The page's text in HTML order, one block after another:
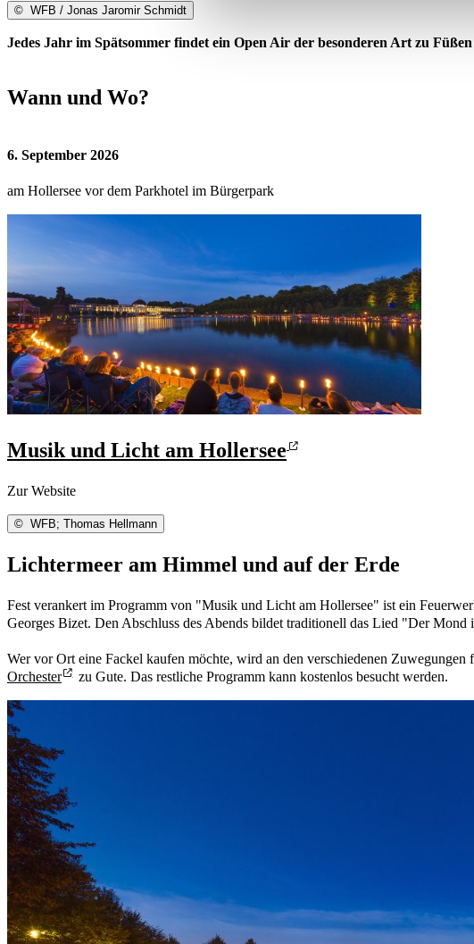
© WFB / Jonas Jaromir Schmidt
Jedes Jahr im Spätsommer findet ein Open Air der besonderen Art zu
Wann und Wo?
6. September 2026
am Hollersee vor dem Parkhotel im Bürgerpark
Musik und Licht am Hollersee
Zur Website
© WFB; Thomas Hellmann
Lichtermeer am Himmel und auf der Erde
Fest verankert im Programm von "Musik und Licht am Hollersee" ist ein
Georges Bizet. Den Abschluss des Abends bildet traditionell das Lied "Der Mond
Wer vor Ort eine Fackel kaufen möchte, wird an den verschiedenen
Orchester
zu Gute. Das restliche Programm kann kostenlos besucht werden.